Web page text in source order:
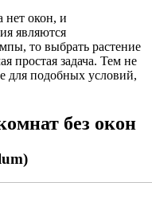
нет окон, и
являются
то выбрать растение
простая задача. Тем не
для подобных условий,
без окон